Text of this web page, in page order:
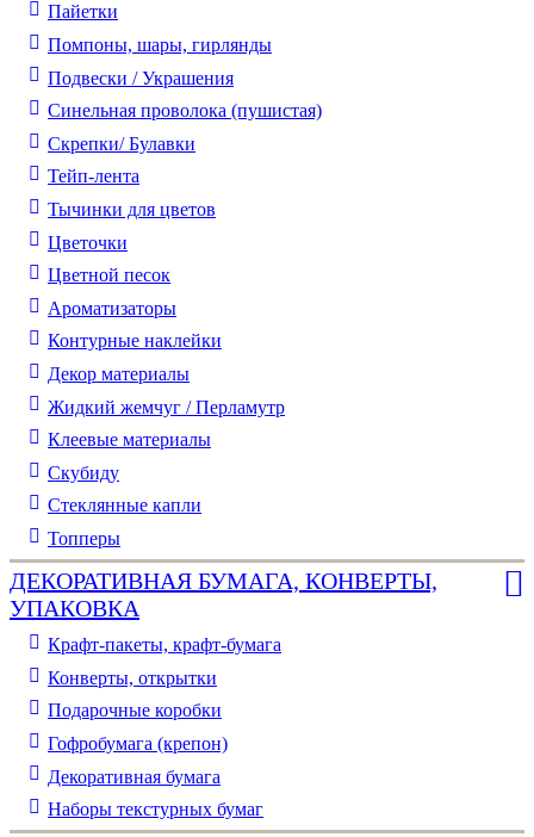
Пайетки
Помпоны, шары, гирлянды
Подвески / Украшения
Синельная проволока (пушистая)
Скрепки/ Булавки
Тейп-лента
Тычинки для цветов
Цветочки
Цветной песок
Ароматизаторы
Контурные наклейки
Декор материалы
Жидкий жемчуг / Перламутр
Клеевые материалы
Скубиду
Стеклянные капли
Топперы
ДЕКОРАТИВНАЯ БУМАГА, КОНВЕРТЫ,
УПАКОВКА
Крафт-пакеты, крафт-бумага
Конверты, открытки
Подарочные коробки
Гофробумага (крепон)
Декоративная бумага
Наборы текстурных бумаг